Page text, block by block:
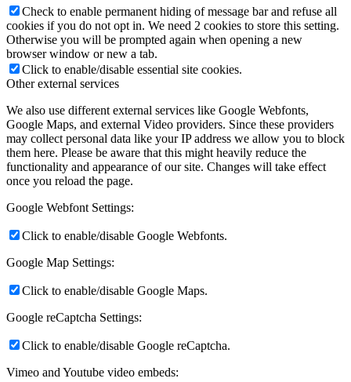
Check to enable permanent hiding of message bar and refuse all
cookies if you do not opt in. We need 2 cookies to store this setting.
Otherwise you will be prompted again when opening a new
browser window or new a tab.
Click to enable/disable essential site cookies.
Other external services
We also use different external services like Google Webfonts,
Google Maps, and external Video providers. Since these providers
may collect personal data like your IP address we allow you to block
them here. Please be aware that this might heavily reduce the
functionality and appearance of our site. Changes will take effect
once you reload the page.
Google Webfont Settings:
Click to enable/disable Google Webfonts.
Google Map Settings:
Click to enable/disable Google Maps.
Google reCaptcha Settings:
Click to enable/disable Google reCaptcha.
Vimeo and Youtube video embeds: